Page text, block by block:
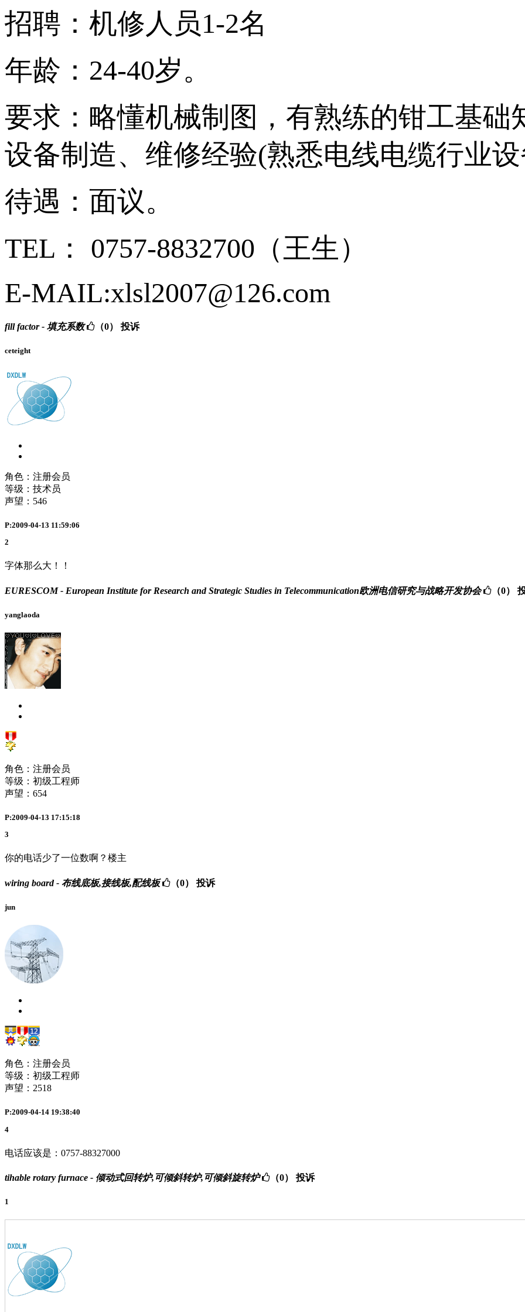
招聘：机修人员1-2名
年龄：24-40岁。
要求：略懂机械制图，有熟练的钳工基础
设备制造、维修经验(熟悉电线电缆行业
待遇：面议。
TEL： 0757-8832700（王生）
E-MAIL:xlsl2007@126.com
fill factor - 填充系数 （0） 投诉
ceteight
角色：注册会员
等级：技术员
声望： 546
P:2009-04-13 11:59:06
2
字体那么大！！
EURESCOM - European Institute for Research and Strategic Studies in Telecommunication欧洲电信研究与战略开发协会 （0）
yanglaoda
角色：注册会员
等级：初级工程师
声望： 654
P:2009-04-13 17:15:18
3
你的电话少了一位数啊？楼主
wiring board - 布线底板,接线板,配线板 （0） 投诉
jun
角色：注册会员
等级：初级工程师
声望： 2518
P:2009-04-14 19:38:40
4
电话应该是：0757-88327000
tihable rotary furnace - 倾动式回转炉,可倾斜转炉,可倾斜旋转炉 （0） 投诉
1